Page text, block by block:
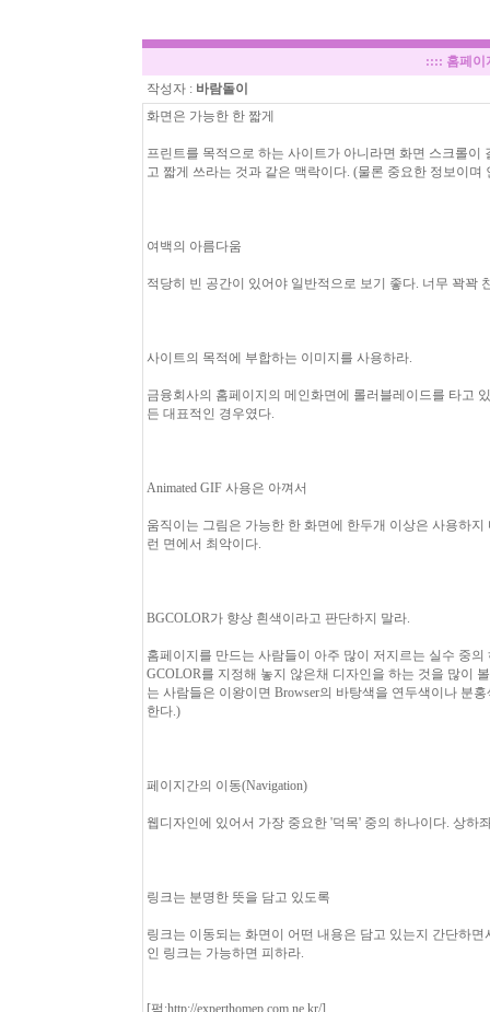
:::: 홈페이
작성자 : 바람돌이
화면은 가능한 한 짧게
프린트를 목적으로 하는 사이트가 아니라면 화면 스크롤
고 짧게 쓰라는 것과 같은 맥락이다. (물론 중요한 정보이
여백의 아름다움
적당히 빈 공간이 있어야 일반적으로 보기 좋다. 너무 꽉꽉
사이트의 목적에 부합하는 이미지를 사용하라.
금융회사의 홈페이지의 메인화면에 롤러블레이드를 타고
든 대표적인 경우였다.
Animated GIF 사용은 아껴서
움직이는 그림은 가능한 한 화면에 한두개 이상은 사용하
런 면에서 최악이다.
BGCOLOR가 향상 흰색이라고 판단하지 말라.
홈페이지를 만드는 사람들이 아주 많이 저지르는 실수 중
GCOLOR를 지정해 놓지 않은채 디자인을 하는 것을 많이
는 사람들은 이왕이면 Browser의 바탕색을 연두색이나 분
한다.)
페이지간의 이동(Navigation)
웹디자인에 있어서 가장 중요한 '덕목' 중의 하나이다. 상하
링크는 분명한 뜻을 담고 있도록
링크는 이동되는 화면이 어떤 내용은 담고 있는지 간단하
인 링크는 가능하면 피하라.
[펌:http://experthomep.com.ne.kr/]